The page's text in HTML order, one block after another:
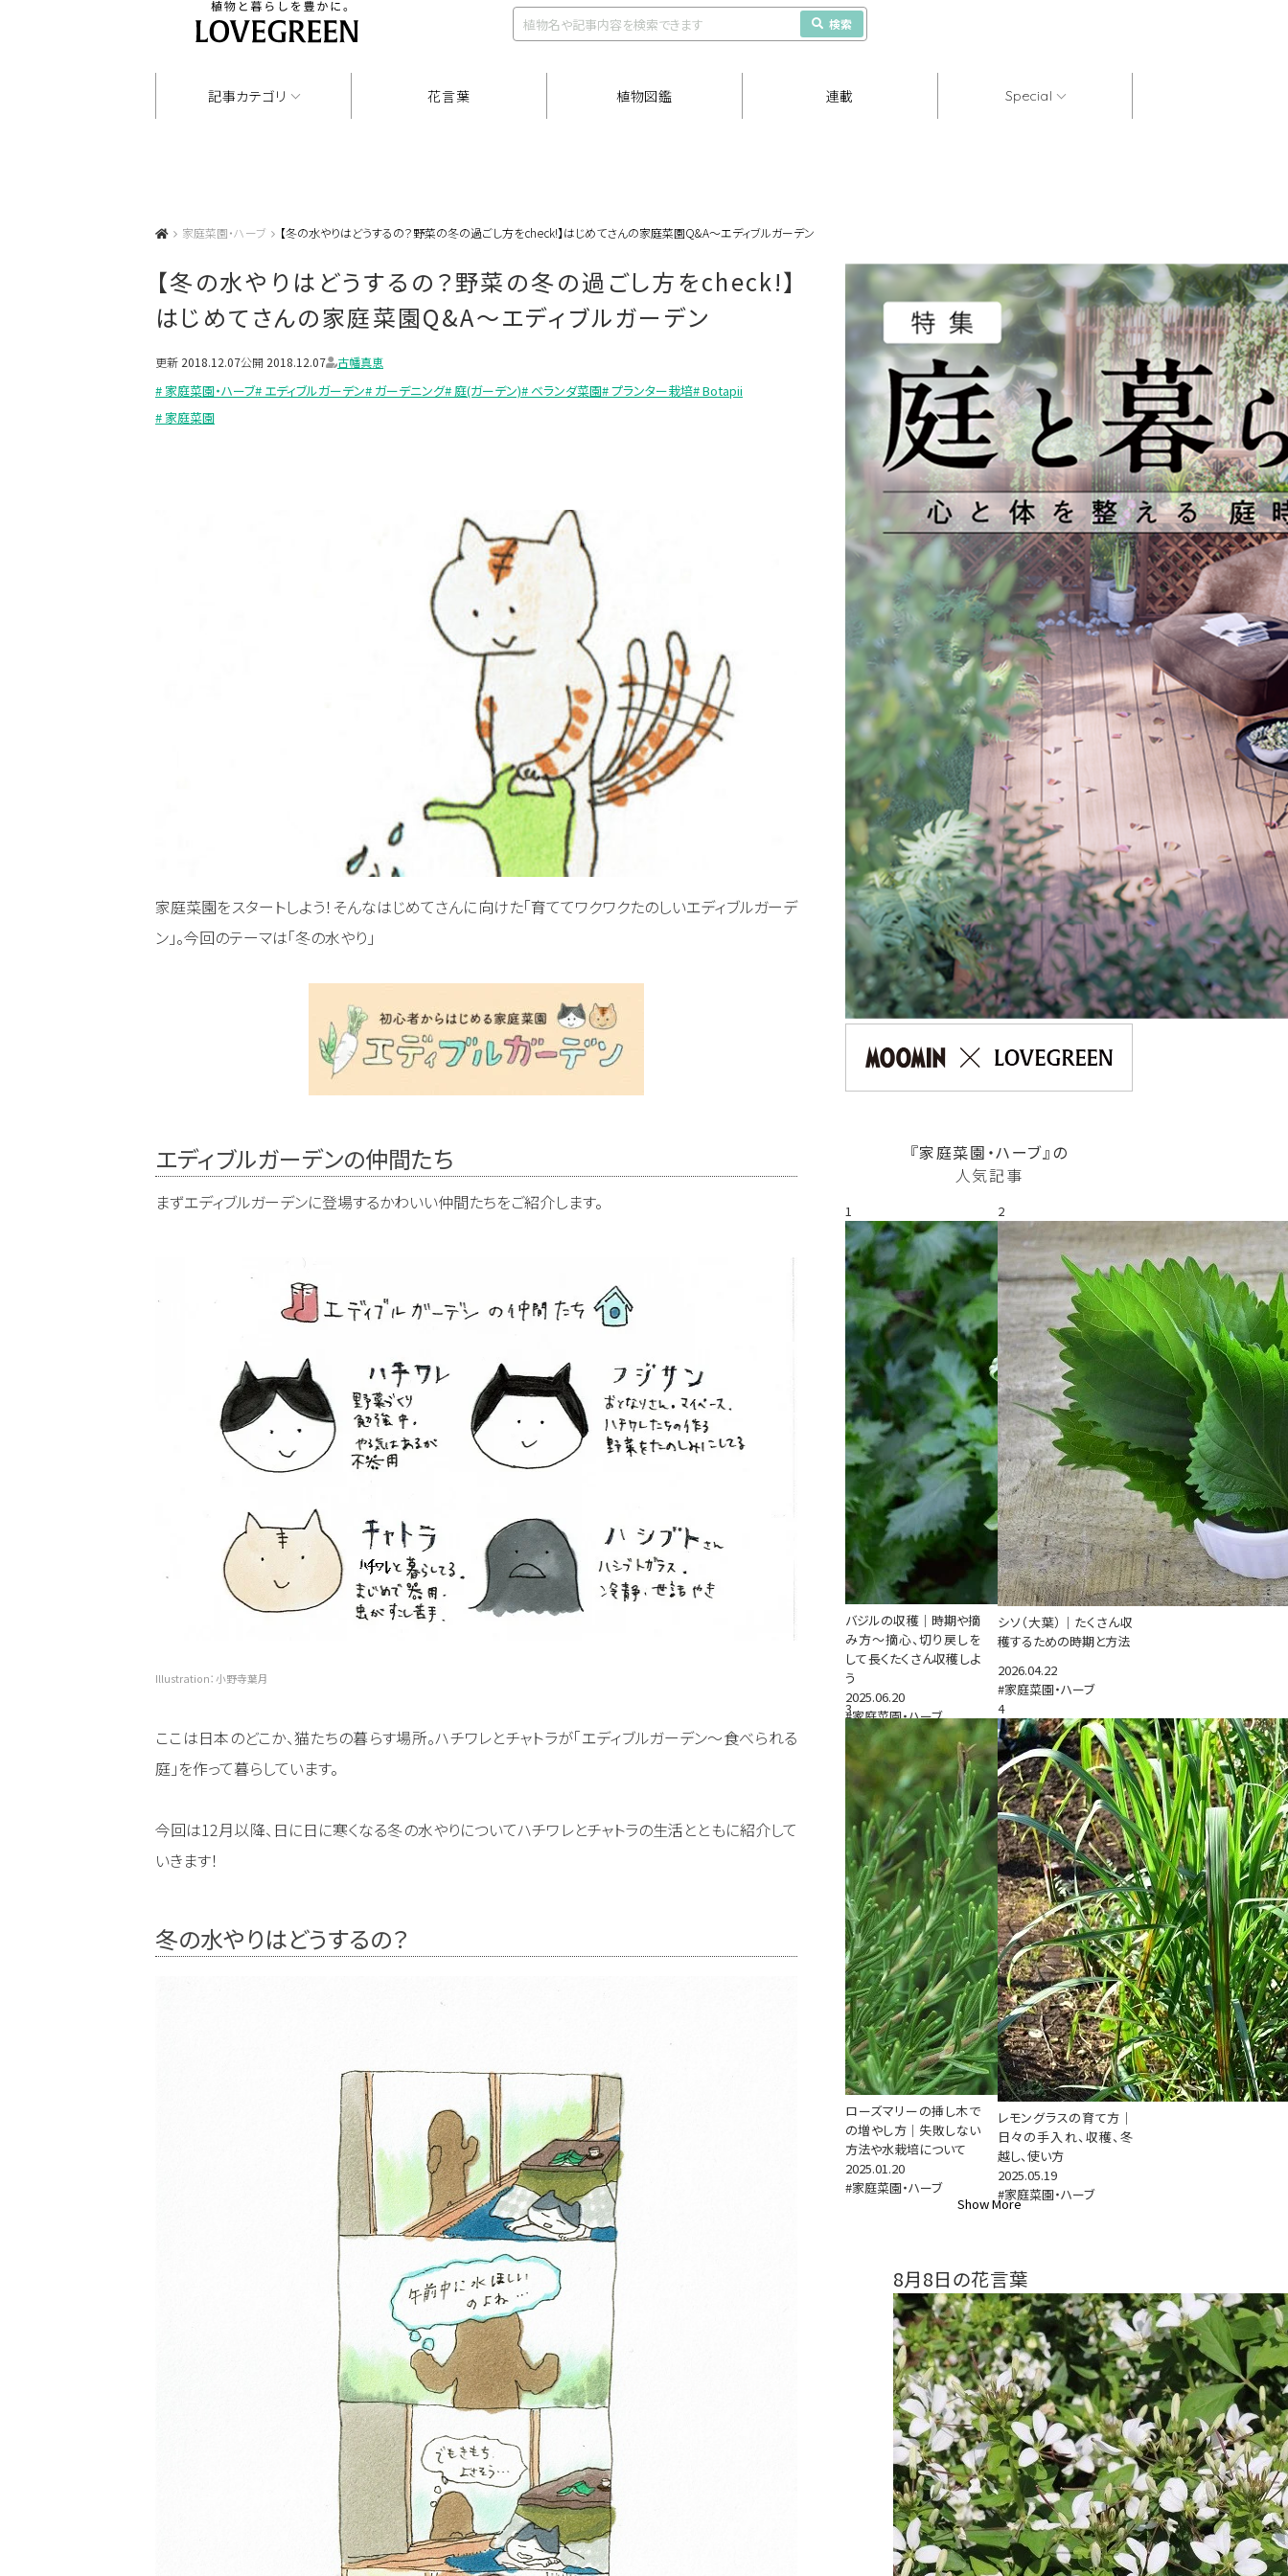
検索
記事カテゴリ 花言葉 植物図鑑 連載 Special
家庭菜園・ハーブ 【冬の水やりはどうするの？野菜の冬の過ごし方をcheck!】はじめてさんの家庭菜園Q&A〜エディブルガーデン
【冬の水やりはどうするの？野菜の冬の過ごし方をcheck!】
はじめてさんの家庭菜園Q&A〜エディブルガーデン
更新 2018.12.07公開 2018.12.07 古幡真恵
# 家庭菜園・ハーブ# エディブルガーデン# ガーデニング# 庭(ガーデン)# ベランダ菜園# プランター栽培# Botapii
# 家庭菜園
家庭菜園をスタートしよう！そんなはじめてさんに向けた「育ててワクワクたのしいエディブルガーデ
ン」。今回のテーマは「冬の水やり」
エディブルガーデンの仲間たち
まずエディブルガーデンに登場するかわいい仲間たちをご紹介します。
Illustration：小野寺葉月
ここは日本のどこか、猫たちの暮らす場所。ハチワレとチャトラが「エディブルガーデン〜食べられる
庭」を作って暮らしています。
今回は12月以降、日に日に寒くなる冬の水やりについてハチワレとチャトラの生活とともに紹介して
いきます！
冬の水やりはどうするの？
『家庭菜園・ハーブ』の
人気記事
1
バジルの収穫｜時期や摘
み方～摘心、切り戻しを
して長くたくさん収穫しよ
う
2025.06.20
#家庭菜園・ハーブ
2
シソ（大葉）｜たくさん収
穫するための時期と方法
2026.04.22
#家庭菜園・ハーブ
3
ローズマリーの挿し木で
の増やし方｜失敗しない
方法や水栽培について
2025.01.20
#家庭菜園・ハーブ
4
レモングラスの育て方｜
日々の手入れ、収穫、冬
越し、使い方
2025.05.19
#家庭菜園・ハーブ
Show More
8月8日の花言葉